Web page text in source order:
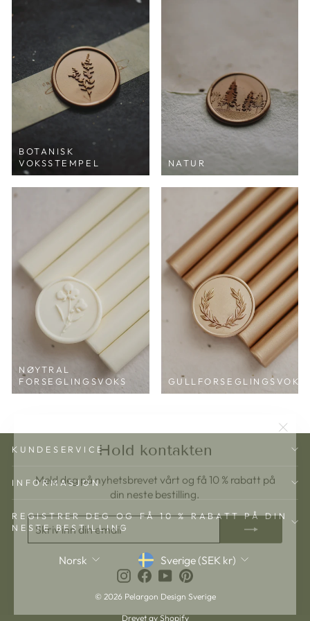
Hold kontakten
din neste bestilling.
INN
DIN
EMAIL
Instagram
Facebook
YouTubePinterest
"Lukk
(esc)"
BOTANISK
VOKSSTEMPEL
NATUR
NØYTRAL
FORSEGLINGSVOKS
GULLFORSEGLINGSVOKS
KUNDESERVICE
INFORMASJON
REGISTRER DEG OG FÅ 10 % RABATT PÅ DIN
NESTE BESTILLING
Språk
Norsk Valuta
Sverige (SEK kr)
© 2026 Pelargon Design Sverige
Drevet av Shopify